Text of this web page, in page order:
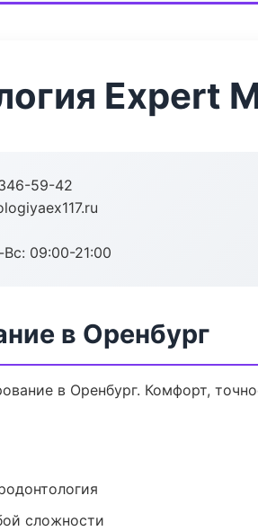
Expert
59-42
09:00-21:00
в Оренбург
в Оренбург. Комфорт,
сложности